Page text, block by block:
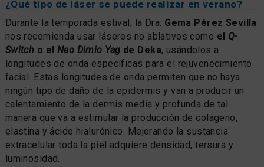
¿Qué tipo de láser se puede realizar en verano?
Durante la temporada estival, la Dra. Gema Pérez Sevilla
nos recomienda usar láseres no ablativos como el Q-
Switch o el Neo Dimio Yag de Deka, usándolos a
longitudes de onda específicas para el rejuvenecimiento
facial. Estas longitudes de onda permiten que no haya
ningún tipo de daño de la epidermis y van a producir un
calentamiento de la dermis media y profunda de tal
manera que va a estimular la producción de colágeno,
elastina y ácido hialurónico. Mejorando la sustancia
extracelular toda la piel adquiere densidad, tersura y
luminosidad.